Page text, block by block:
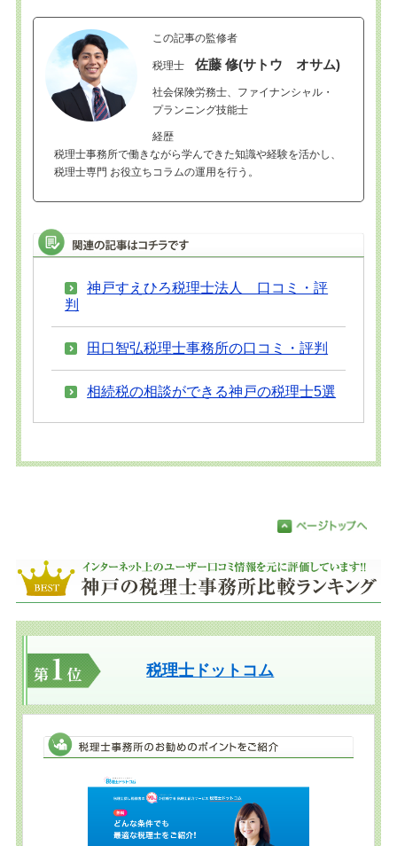
この記事の監修者
税理士佐藤 修(サトウ オサム)
社会保険労務士、ファイナンシャル・
プランニング技能士
経歴
税理士事務所で働きながら学んできた知識や経験を活かし、
税理士専門 お役立ちコラムの運用を行う。
神戸すえひろ税理士法人 口コミ・評
判
田口智弘税理士事務所の口コミ・評判
相続税の相談ができる神戸の税理士5選
税理士ドットコム